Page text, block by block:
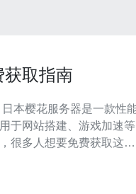
获取指南
于网站搭建、游戏加速等
很多人想要免费获取这个
前往樱